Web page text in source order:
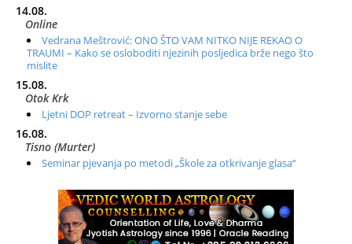
14.08.
Online
Vedrana Meštrović: ONO ŠTO VAM NITKO NIJE REKAO O
TRAUMI – Kako se osloboditi njezinih posljedica brže nego što
mislite
15.08.
Otok Krk
Ljetni DOP retreat – Izvorno stanje sebe
16.08.
Tisno (Murter)
Seminar pjevanja po metodi „Škole za otkrivanje glasa“
Radionica: Pomagači iz drugih dimenzija Online – otvoreno za